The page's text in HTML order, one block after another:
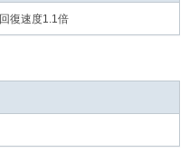
回復速度1.1倍